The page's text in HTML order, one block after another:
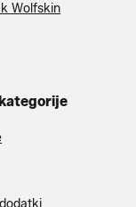
Wolfskin